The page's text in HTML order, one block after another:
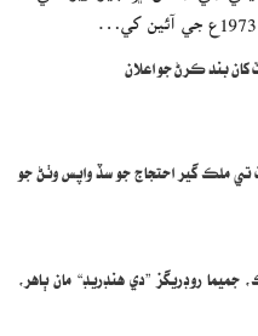
جو 9 آگسٽ تي ملڪ گير احتجاج جو سڏ واپس وٺڻ جو
جميما روڊريگز ”دي هنڊريڊ“ مان ٻاهر،